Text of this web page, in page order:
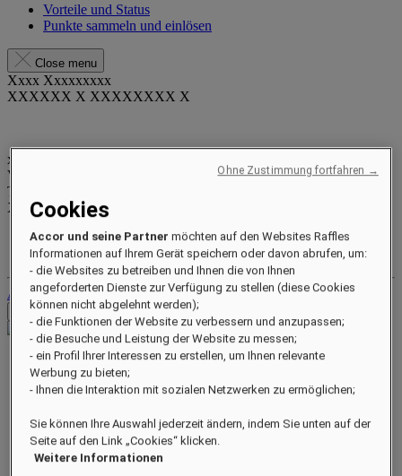
Vorteile und Status
Punkte sammeln und einlösen
Close menu
Xxxx Xxxxxxxxx
XXXXXX X XXXXXXXX X
xxxxxxxx
Valid until
Treuepunkte
XXXpts
Ihr Treuekonto
Ihre Buchungen
Abmelden
Preise prüfen
Information
Suiten und Residences
Restaurant
Erlebnisse
Besondere Gelegenheiten
Angebote
Cookies
Accor und seine Partner möchten auf den Websites Raffles
Informationen auf Ihrem Gerät speichern oder davon abrufen, um:
- die Websites zu betreiben und Ihnen die von Ihnen
angeforderten Dienste zur Verfügung zu stellen (diese Cookies
können nicht abgelehnt werden);
- die Funktionen der Website zu verbessern und anzupassen;
- die Besuche und Leistung der Website zu messen;
- ein Profil Ihrer Interessen zu erstellen, um Ihnen relevante
Werbung zu bieten;
- Ihnen die Interaktion mit sozialen Netzwerken zu ermöglichen;
Sie können Ihre Auswahl jederzeit ändern, indem Sie unten auf der
Seite auf den Link „Cookies“ klicken.
Weitere Informationen
Ohne Zustimmung fortfahren →